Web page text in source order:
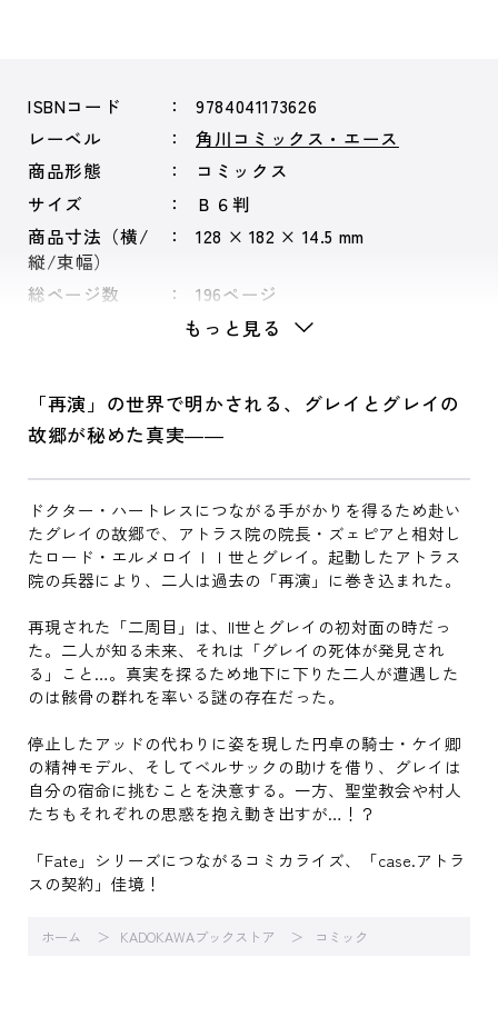
ISBNコード
9784041173626
レーベル
角川コミックス・エース
商品形態
コミックス
サイズ
Ｂ６判
商品寸法（横/
縦/束幅）
128 × 182 × 14.5 mm
総ページ数 196ページ
もっと見る
「再演」の世界で明かされる、グレイとグレイの
故郷が秘めた真実――
ドクター・ハートレスにつながる手がかりを得るため赴い
たグレイの故郷で、アトラス院の院長・ズェピアと相対し
たロード・エルメロイＩＩ世とグレイ。起動したアトラス
院の兵器により、二人は過去の「再演」に巻き込まれた。
再現された「二周目」は、II世とグレイの初対面の時だっ
た。二人が知る未来、それは「グレイの死体が発見され
る」こと…。真実を探るため地下に下りた二人が遭遇した
のは骸骨の群れを率いる謎の存在だった。
停止したアッドの代わりに姿を現した円卓の騎士・ケイ卿
の精神モデル、そしてベルサックの助けを借り、グレイは
自分の宿命に挑むことを決意する。一方、聖堂教会や村人
たちもそれぞれの思惑を抱え動き出すが…！？
「Fate」シリーズにつながるコミカライズ、「case.アトラ
スの契約」佳境！
ホーム KADOKAWAブックストア コミック